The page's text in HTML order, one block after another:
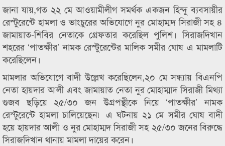
জানা যায়,গত ২২ মে আওয়ামীলীগ সমর্থক একজন হিন্দু ব্যবসায়ীর
রেস্টুরেন্টে হামলা ও ভাংচুরের অভিযোগে নুর মোহাম্মদ সিরাজী সহ ৪
জামায়াত-শিবির নেতাকে গ্রেফতার করেছিল পুলিশ। সিরাজদিখান
শহরের ‘পাতক্ষীর’ নামক রেস্টুরেন্টের মালিক সমীর ঘোষ এ মামলাটি
করেছিলেন।
মামলার অভিযোগে বাদী উল্লেখ করেছিলেন,২০ মে সন্ধ্যায় বিএনপি
নেতা হায়দার আলী এবং জামায়াত নেতা নুর মোহাম্মাদ সিরাজী মিথ্যা
গুজব ছড়িয়ে ২৫/৩০ জন উগ্রপন্থীকে নিয়ে ‘পাতক্ষীর’ নামক
রেস্টুরেন্টে হামলা চালিয়েছেন৷ এ ঘটনায় ২১ মে সমীর ঘোষ বাদী
হয়ে হায়দার আলী ও নুর মোহাম্মদ সিরাজী সহ ২৫/৩০ জনের বিরুদ্ধে
সিরাজদিখান থানায় মামলা দায়ের করেন।